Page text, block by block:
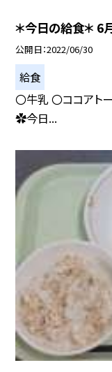
＊今日の給食＊ 6
公開日 2022/06/30
給食
〇牛乳 〇ココアト
✿今日...